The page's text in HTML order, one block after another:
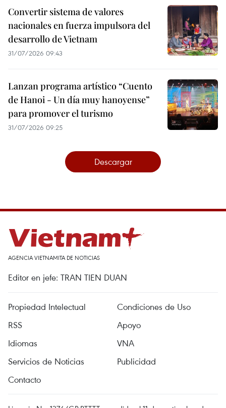
Convertir sistema de valores
nacionales en fuerza impulsora del
desarrollo de Vietnam
31/07/2026 09:43
Lanzan programa artístico “Cuento
de Hanoi - Un día muy hanoyense”
para promover el turismo
31/07/2026 09:25
Descargar
AGENCIA VIETNAMITA DE NOTICIAS
Editor en jefe: TRAN TIEN DUAN
Propiedad Intelectual
Condiciones de Uso
RSS
Apoyo
Idiomas
VNA
Servicios de Noticias
Publicidad
Contacto